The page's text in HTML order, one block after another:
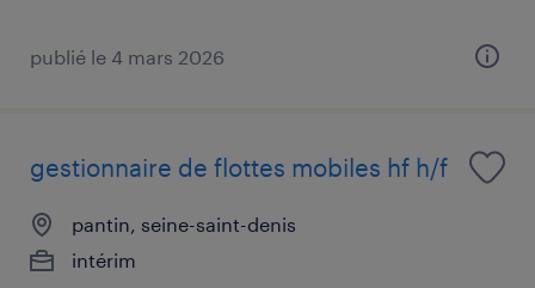
publié le 4 mars 2026
gestionnaire de flottes mobiles hf h/f
pantin, seine-saint-denis
intérim